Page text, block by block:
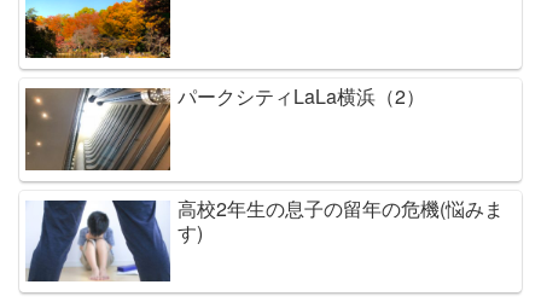
パークシティLaLa横浜（2）
高校2年生の息子の留年の危機(悩みま
す)